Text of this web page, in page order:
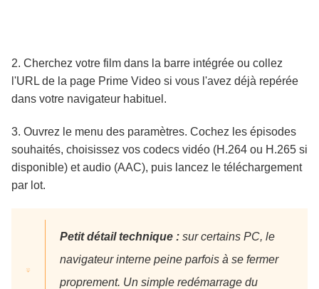
2. Cherchez votre film dans la barre intégrée ou collez
l'URL de la page Prime Video si vous l'avez déjà repérée
dans votre navigateur habituel.
3. Ouvrez le menu des paramètres. Cochez les épisodes
souhaités, choisissez vos codecs vidéo (H.264 ou H.265 si
disponible) et audio (AAC), puis lancez le téléchargement
par lot.
Petit détail technique : sur certains PC, le
navigateur interne peine parfois à se fermer
proprement. Un simple redémarrage du